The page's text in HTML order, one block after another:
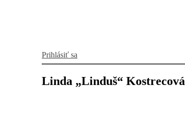
Prihlásiť sa
Linda „Linduš“ Kostrecová